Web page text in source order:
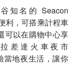
知名的 Seacon
利，可搭乘計程車
可以在購物中心享
差達火車夜市
當地夜生活，讓你